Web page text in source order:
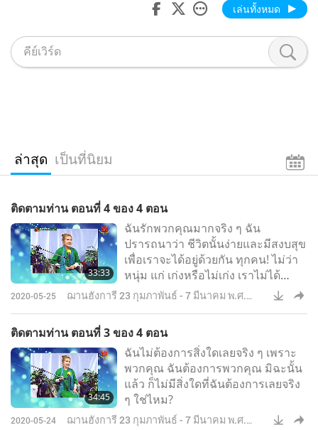
เล่นทั้งหมด
ล่าสุด เป็นที่นิยม
ติดตามท่าน ตอนที่ 4 ของ 4 ตอน
33:33
ฉันรักพวกคุณมากจริง ๆ ฉัน
ปรารถนาว่า ชีวิตนั้นง่ายและมีสงบสุข
เพื่อเราจะได้อยู่ด้วยกัน ทุกคน! ไม่ว่า
หนุ่ม แก่ เก่งหรือไม่เก่ง เราไม่ได้
ต้องการคนเก่งใด ๆ! เราไม่ได้ต้องการ
ผู้เชี่ยวชาญใด ๆ! ไม่มีปัญหา มันง่าย
2020-05-25
ฌานฮังการี 23 กุมภาพันธ์ - 7 มีนาคม พ.ศ.
ติดตามท่าน ตอนที่ 3 ของ 4 ตอน
34:45
ฉันไม่ต้องการสิ่งใดเลยจริง ๆ เพราะ
พวกคุณ ฉันต้องการพวกคุณ มิฉะนั้น
แล้ว ก็ไม่มีสิ่งใดที่ฉันต้องการเลยจริง
ๆ ใช่ไหม?
2020-05-24
ฌานฮังการี 23 กุมภาพันธ์ - 7 มีนาคม พ.ศ.